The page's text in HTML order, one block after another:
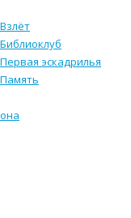
эскадрилья